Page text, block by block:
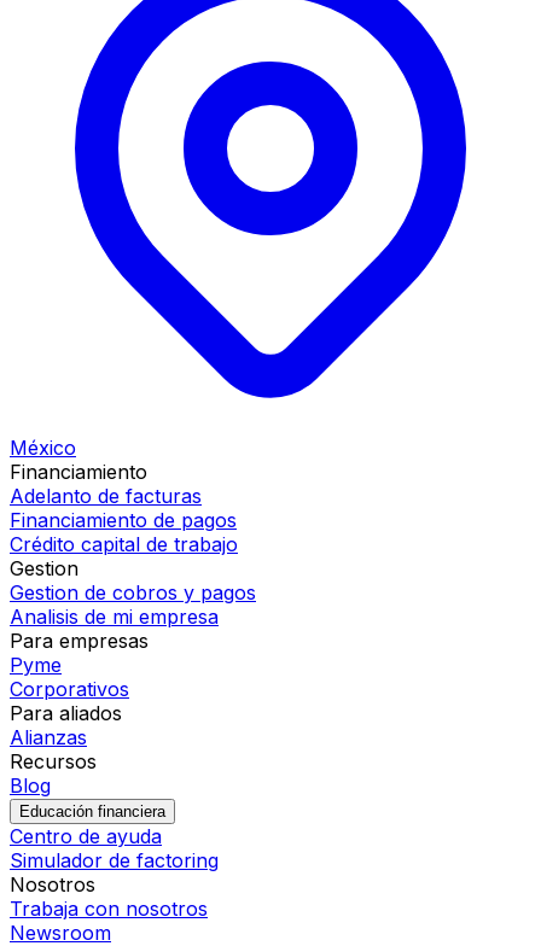
México
Financiamiento
Adelanto de facturas
Financiamiento de pagos
Crédito capital de trabajo
Gestion
Gestion de cobros y pagos
Analisis de mi empresa
Para empresas
Pyme
Corporativos
Para aliados
Alianzas
Recursos
Blog
Educación financiera
Centro de ayuda
Simulador de factoring
Nosotros
Trabaja con nosotros
Newsroom